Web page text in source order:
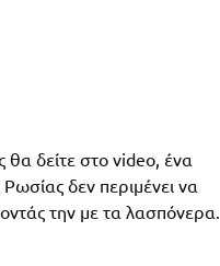
θα δείτε στο video, ένα
δεν περιμένει να
την με τα λασπόνερα.